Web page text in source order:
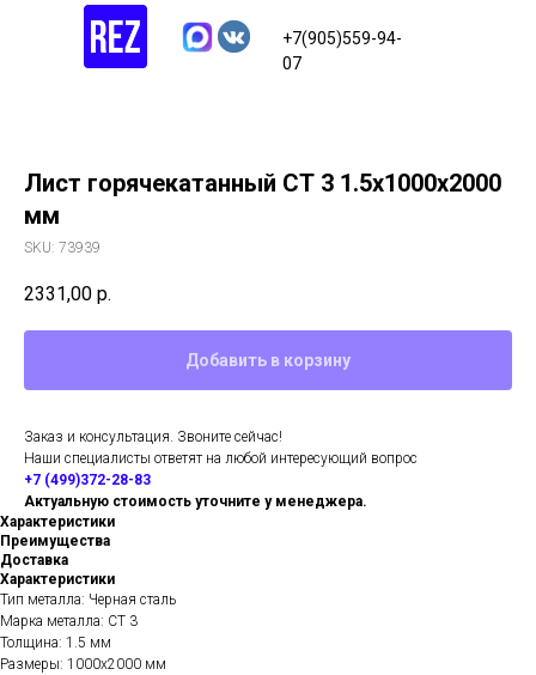
+7(905)559-94-
07
Лист горячекатанный СТ 3 1.5х1000х2000
мм
SKU: 73939
2331,00 р.
Добавить в корзину
Заказ и консультация. Звоните сейчас!
Наши специалисты ответят на любой интересующий вопрос
+7 (499)372-28-83
Актуальную стоимость уточните у менеджера.
Характеристики
Преимущества
Доставка
Характеристики
Тип металла: Черная сталь
Марка металла: СТ 3
Толщина: 1.5 мм
Размеры: 1000х2000 мм